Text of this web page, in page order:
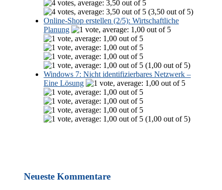
(3,50 out of 5)
Online-Shop erstellen (2/5): Wirtschaftliche
Planung
(1,00 out of 5)
Windows 7: Nicht identifizierbares Netzwerk –
Eine Lösung
(1,00 out of 5)
Neueste Kommentare